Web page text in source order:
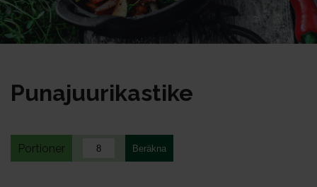
Pu­na­juu­ri­kas­ti­ke
Portioner